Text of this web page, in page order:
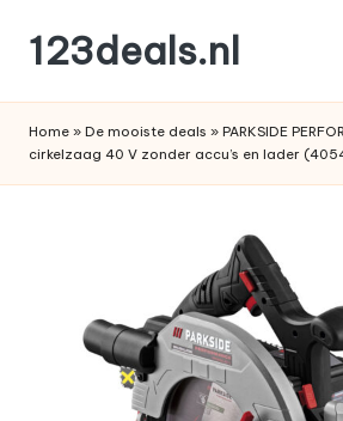
de
inhoud
123deals.nl
deals
Home » De mooiste deals » PARKSIDE
cirkelzaag 40 V zonder accu’s en lader